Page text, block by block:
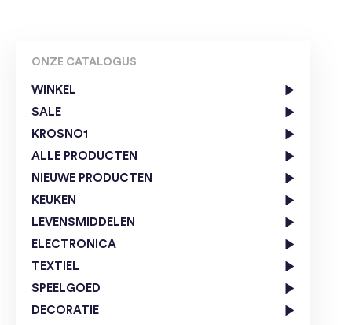
ONZE CATALOGUS
WINKEL
SALE
KROSNO1
ALLE PRODUCTEN
NIEUWE PRODUCTEN
KEUKEN
LEVENSMIDDELEN
ELECTRONICA
TEXTIEL
SPEELGOED
DECORATIE